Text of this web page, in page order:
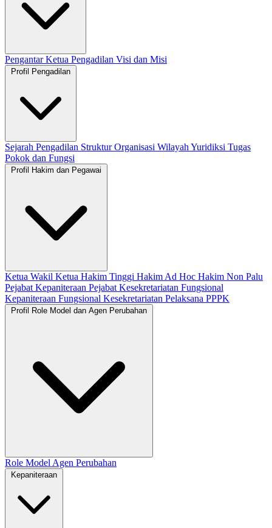
Pengantar Ketua Pengadilan Visi dan Misi
Profil Pengadilan
Sejarah Pengadilan Struktur Organisasi Wilayah Yuridiksi Tugas
Pokok dan Fungsi
Profil Hakim dan Pegawai
Ketua Wakil Ketua Hakim Tinggi Hakim Ad Hoc Hakim Non Palu
Pejabat Kepaniteraan Pejabat Kesekretariatan Fungsional
Kepaniteraan Fungsional Kesekretariatan Pelaksana PPPK
Profil Role Model dan Agen Perubahan
Role Model Agen Perubahan
Kepaniteraan